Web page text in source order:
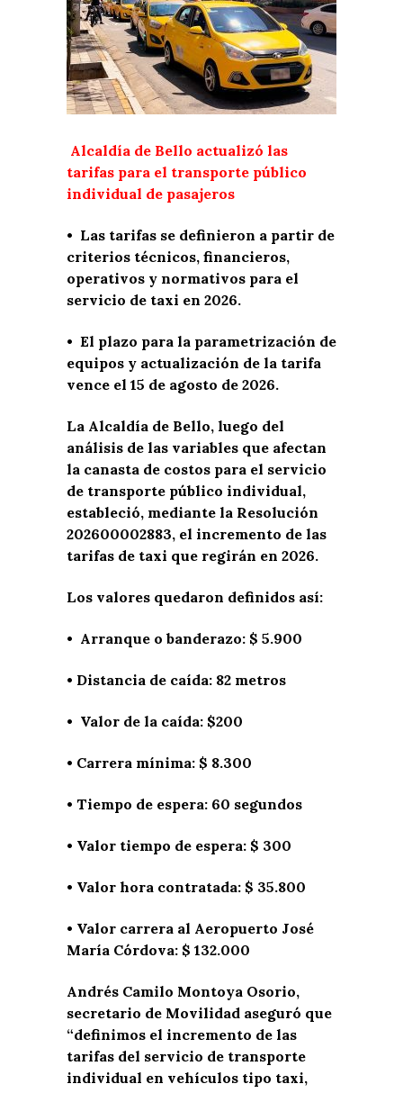
Alcaldía de Bello actualizó las
tarifas para el transporte público
individual de pasajeros
• Las tarifas se definieron a partir de
criterios técnicos, financieros,
operativos y normativos para el
servicio de taxi en 2026.
• El plazo para la parametrización de
equipos y actualización de la tarifa
vence el 15 de agosto de 2026.
La Alcaldía de Bello, luego del
análisis de las variables que afectan
la canasta de costos para el servicio
de transporte público individual,
estableció, mediante la Resolución
202600002883, el incremento de las
tarifas de taxi que regirán en 2026.
Los valores quedaron definidos así:
• Arranque o banderazo: $ 5.900
• Distancia de caída: 82 metros
• Valor de la caída: $200
• Carrera mínima: $ 8.300
• Tiempo de espera: 60 segundos
• Valor tiempo de espera: $ 300
• Valor hora contratada: $ 35.800
• Valor carrera al Aeropuerto José
María Córdova: $ 132.000
Andrés Camilo Montoya Osorio,
secretario de Movilidad aseguró que
“definimos el incremento de las
tarifas del servicio de transporte
individual en vehículos tipo taxi,